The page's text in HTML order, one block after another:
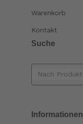
Warenkorb
Kontakt
Suche
Informationen